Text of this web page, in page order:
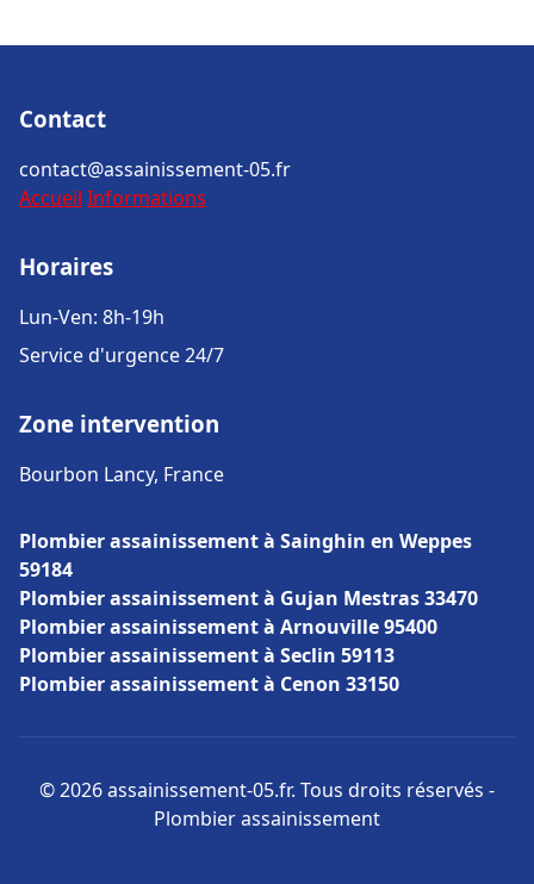
Contact
contact@assainissement-05.fr
Accueil Informations
Horaires
Lun-Ven: 8h-19h
Service d'urgence 24/7
Zone intervention
Bourbon Lancy, France
Plombier assainissement à Sainghin en Weppes
59184
Plombier assainissement à Gujan Mestras 33470
Plombier assainissement à Arnouville 95400
Plombier assainissement à Seclin 59113
Plombier assainissement à Cenon 33150
© 2026 assainissement-05.fr. Tous droits réservés -
Plombier assainissement